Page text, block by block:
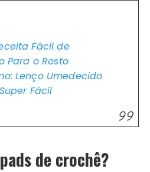
Fácil de
Para o Rosto
Lenço Umedecido
Fácil
de crochê?